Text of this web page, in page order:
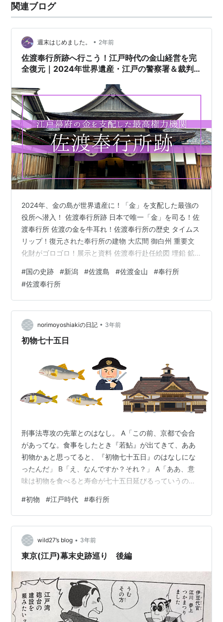
関連ブログ
週末はじめました。 • 2年前
佐渡奉行所跡へ行こう！江戸時代の金山経営を完
全復元｜2024年世界遺産・江戸の警察署＆裁判
2024年、金の島が世界遺産に！「金」を支配した最強の
役所へ潜入！ 佐渡奉行所跡 日本で唯一「金」を司る！佐
渡奉行所 佐渡の金を牛耳れ！佐渡奉行所の歴史 タイムス
リップ！復元された奉行所の建物 大広間 御白州 重要文
化財がゴロゴロ！展示と資料 佐渡奉行赴任絵図 埋鉛 鉱
金の道を辿る旅は佐渡奉行所跡から始まる 2024年、金の
島が世界遺産に！「金」を支配した最強の役所へ潜入！
2024年、ついに世界遺産となった「佐渡島の金山」。江
戸幕府による「佐渡奉行所」がなければ、この偉業は成
し得なかったでしょう。 金山を隅々まで支配し、島の警
察署にして裁判…
#国の史跡 #新潟 #佐渡島 #佐渡金山 #奉行所
#佐渡奉行所
norimoyoshiakiの日記 • 3年前
初物七十五日
刑事法専攻の先輩とのはなし。 A「この前、京都で会合
があってな。食事をしたとき『若鮎』が出てきて、ああ
初物かぁと思ってると、『初物七十五日』のはなしにな
ったんだ」 B「え、なんですか？それ？」 A「ああ、意
味は初物を食べると寿命が七十五日延びるっていうのは
C「旬の新鮮な物は、いきいきしてて、体にいいからなん
じゃないんですか？」 A「お前の言ってるのも一理ある
んだけど、これには説がいろいろあってな。刑事法ばっ
かり勉強している連中の会合だぜ。それと関係した話に
なるだろ」 B「なるほど」 A「それでな。あるひとが言
#初物 #江戸時代 #奉行所
wild27’s blog • 3年前
東京(江戸)幕末史跡巡り 後編